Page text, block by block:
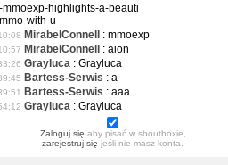
mmoexp-highlights-a-beauti
with-u
MirabelConnell : mmoexp
MirabelConnell : aion
Grayluca : Grayluca
Bartess-Serwis : a
Bartess-Serwis : aaa
Grayluca : Grayluca
Zaloguj się aby pisać w shoutboxie,
zarejestruj się jeśli nie masz konta.